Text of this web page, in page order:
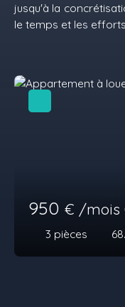
jusqu'à la
le temps et les
950 € /mois
3 pièces